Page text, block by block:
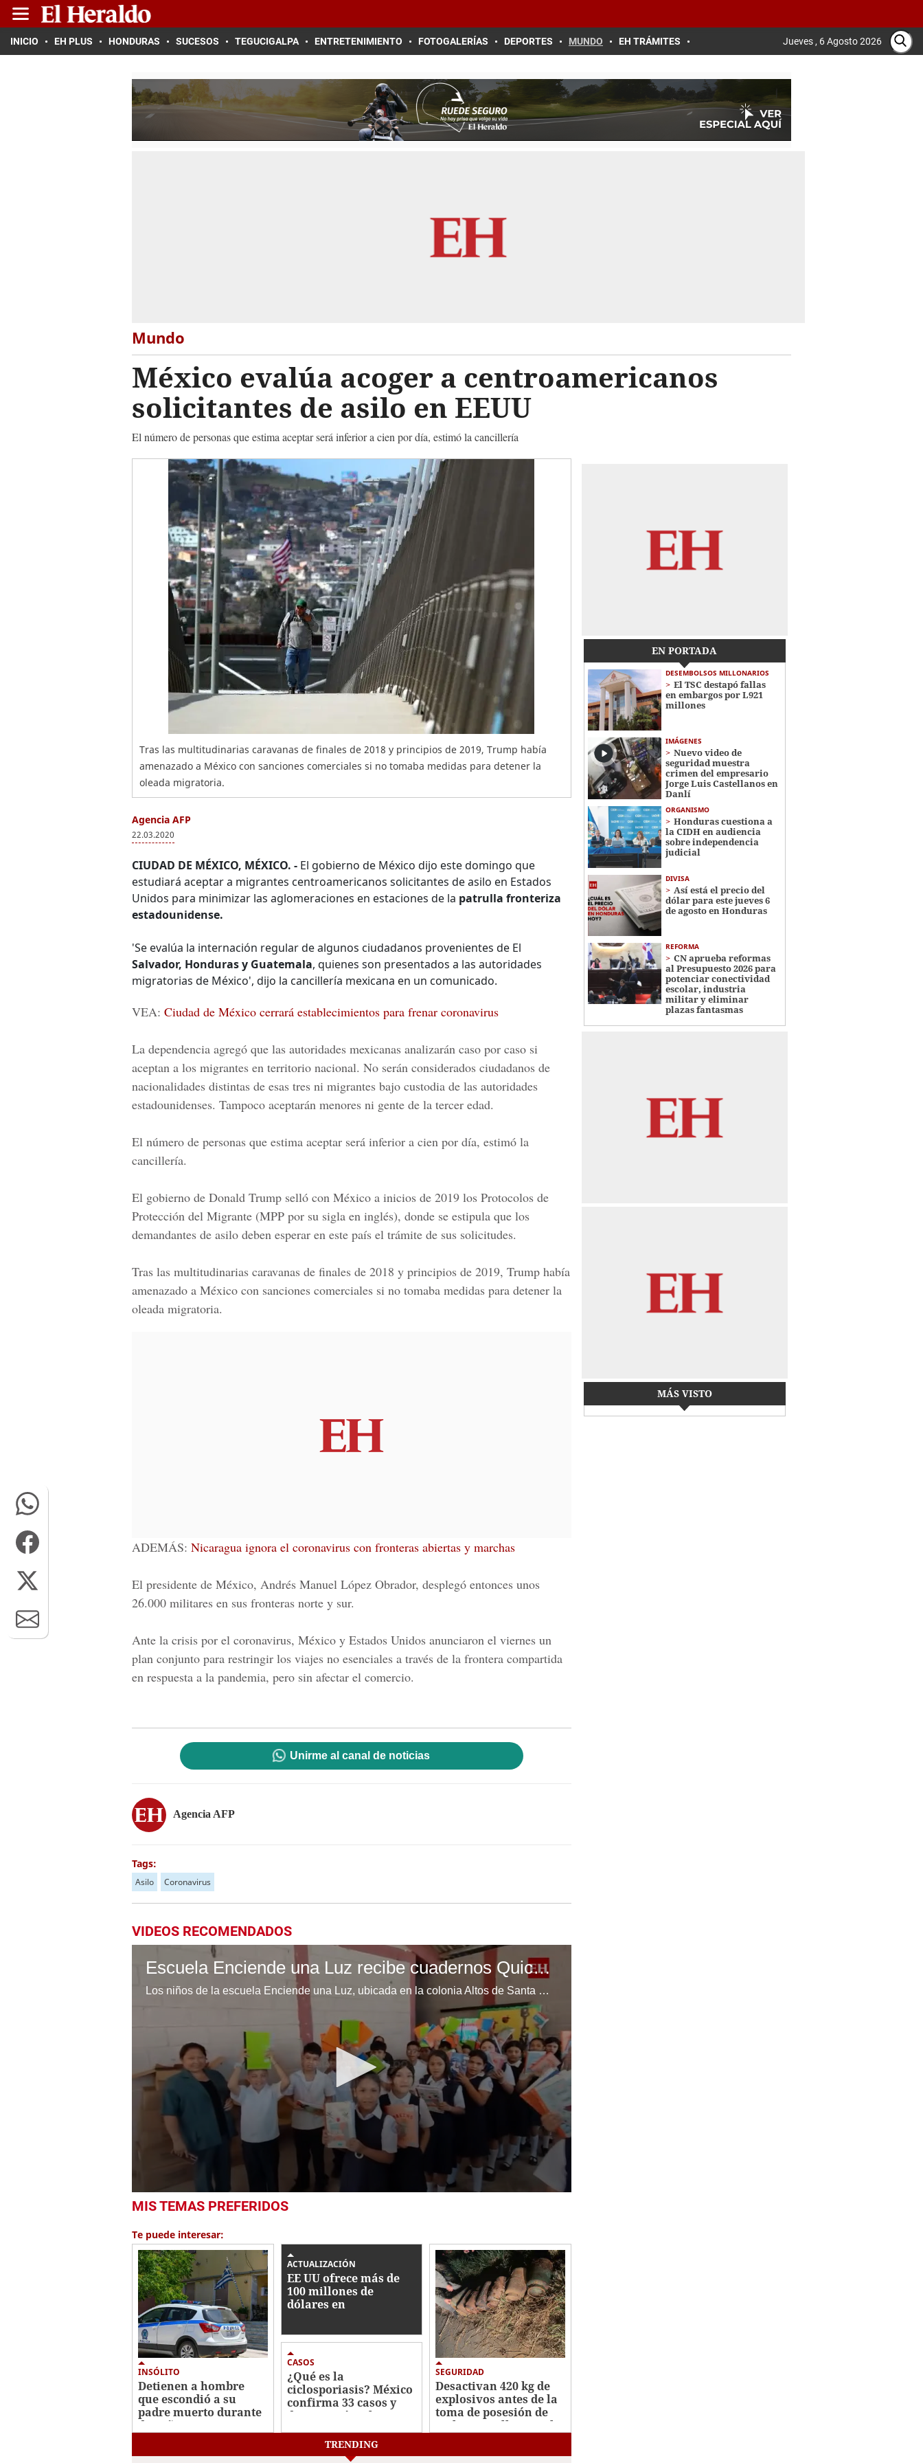
INICIO EH PLUS HONDURAS SUCESOS TEGUCIGALPA ENTRETENIMIENTO FOTOGALERÍAS DEPORTES MUNDO EH TRÁMITES Jueves , 6 Agosto 2026
Mundo
México evalúa acoger a centroamericanos
solicitantes de asilo en EEUU
El número de personas que estima aceptar será inferior a cien por día, estimó la cancillería
Tras las multitudinarias caravanas de finales de 2018 y principios de 2019, Trump había
amenazado a México con sanciones comerciales si no tomaba medidas para detener la
oleada migratoria.
Agencia AFP
22.03.2020
CIUDAD DE MÉXICO, MÉXICO. - El gobierno de México dijo este domingo que
estudiará aceptar a migrantes centroamericanos solicitantes de asilo en Estados
Unidos para minimizar las aglomeraciones en estaciones de la patrulla fronteriza
estadounidense.
'Se evalúa la internación regular de algunos ciudadanos provenientes de El
Salvador, Honduras y Guatemala, quienes son presentados a las autoridades
migratorias de México', dijo la cancillería mexicana en un comunicado.
VEA: Ciudad de México cerrará establecimientos para frenar coronavirus
La dependencia agregó que las autoridades mexicanas analizarán caso por caso si
aceptan a los migrantes en territorio nacional. No serán considerados ciudadanos de
nacionalidades distintas de esas tres ni migrantes bajo custodia de las autoridades
estadounidenses. Tampoco aceptarán menores ni gente de la tercer edad.
El número de personas que estima aceptar será inferior a cien por día, estimó la
cancillería.
El gobierno de Donald Trump selló con México a inicios de 2019 los Protocolos de
Protección del Migrante (MPP por su sigla en inglés), donde se estipula que los
demandantes de asilo deben esperar en este país el trámite de sus solicitudes.
Tras las multitudinarias caravanas de finales de 2018 y principios de 2019, Trump había
amenazado a México con sanciones comerciales si no tomaba medidas para detener la
oleada migratoria.
ADEMÁS: Nicaragua ignora el coronavirus con fronteras abiertas y marchas
El presidente de México, Andrés Manuel López Obrador, desplegó entonces unos
26.000 militares en sus fronteras norte y sur.
Ante la crisis por el coronavirus, México y Estados Unidos anunciaron el viernes un
plan conjunto para restringir los viajes no esenciales a través de la frontera compartida
en respuesta a la pandemia, pero sin afectar el comercio.
Unirme al canal de noticias
Agencia AFP
Tags:
Asilo Coronavirus
VIDEOS RECOMENDADOS
Escuela Enciende una Luz recibe cuadernos Quick, gracias a la Maratón del Saber
Los niños de la escuela Enciende una Luz, ubicada en la colonia Altos de Santa Rosa, al sur de Tegucigalpa, recibieron cuadernos Quick como parte de la Campaña Maratón del Saber.
seconds
1
minute,
56
secondsVolume
0%
MIS TEMAS PREFERIDOS
Te puede interesar:
INSÓLITO
Detienen a hombre
que escondió a su
padre muerto durante
dos años en un
ACTUALIZACIÓN
EE UU ofrece más de
100 millones de
dólares en
Jalisco
CASOS
¿Qué es la
ciclosporiasis? México
confirma 33 casos y
descarta vínculo con
brote en EEUU
SEGURIDAD
Desactivan 420 kg de
explosivos antes de la
toma de posesión de
De la Espriella en Cali
EN PORTADA
DESEMBOLSOS MILLONARIOS
El TSC destapó fallas
en embargos por L921
millones
IMÁGENES
Nuevo video de
seguridad muestra
crimen del empresario
Jorge Luis Castellanos en
Danlí
ORGANISMO
Honduras cuestiona a
la CIDH en audiencia
sobre independencia
judicial
DIVISA
Así está el precio del
dólar para este jueves 6
de agosto en Honduras
REFORMA
CN aprueba reformas
al Presupuesto 2026 para
potenciar conectividad
escolar, industria
militar y eliminar
plazas fantasmas
MÁS VISTO
TRENDING